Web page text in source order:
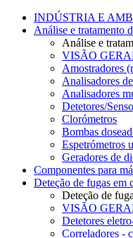
INDÚSTRIA E
Análise e tratamento
Análise e
VISÃO
Amostradores
Analisadores
Analisadores
Detetores/
Clorómetros
Bombas
Espetrómetros
Geradores de
Componentes para
Deteção de fugas em
Deteção de
VISÃO
Detetores
Correladores -